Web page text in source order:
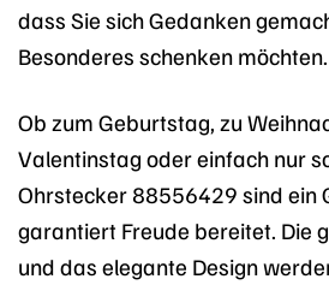
dass Sie sich Gedanken
Besonderes schenken möchten.
Ob zum Geburtstag, zu
Valentinstag oder einfach nur
Ohrstecker 88556429 sind ein
garantiert Freude bereitet. Die
und das elegante Design